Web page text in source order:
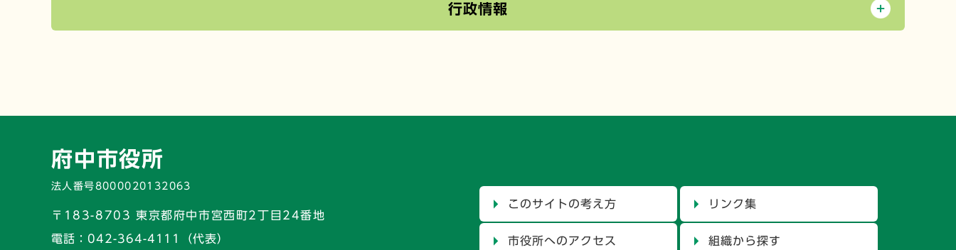
行政情報
府中市役所
法人番号8000020132063
〒183-8703 東京都府中市宮西町2丁目24番地
電話： 042-364-4111（代表）
このサイトの考え方 リンク集
市役所へのアクセス 組織から探す